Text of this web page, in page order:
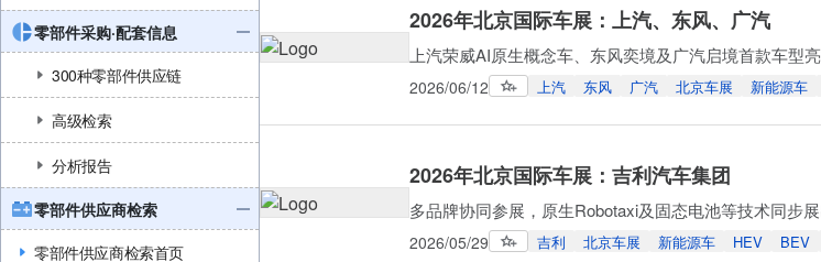
零部件采购·配套信息
300种零部件供应链
高级检索
分析报告
零部件供应商检索
零部件供应商检索首页
2026年北京国际车展：上汽、东风、广汽
上汽荣威AI原生概念车、东风奕境及广汽启境首款车型
2026/06/12 上汽 东风 广汽 北京车展 新能源车
2026年北京国际车展：吉利汽车集团
多品牌协同参展，原生Robotaxi及固态电池等技术同步
2026/05/29 吉利 北京车展 新能源车 HEV BEV